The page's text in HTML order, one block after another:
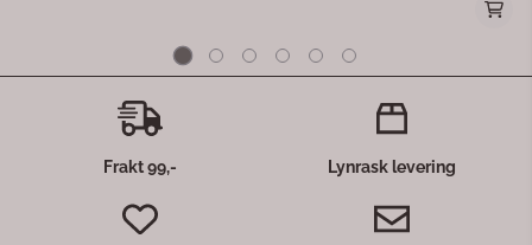
Frakt 99,- Lynrask levering